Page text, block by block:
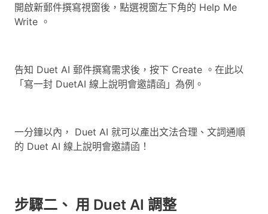
開啟新郵件撰寫視窗後，點選視窗左下角的 Help Me
Write 。
告知 Duet AI 郵件撰寫需求後，按下 Create 。在此以
「寫一封 DuetAI 線上說明會邀請函」為例。
一分鐘以內， Duet AI 就可以產出文法合理、文詞通順
的 Duet AI 線上說明會邀請函！
步驟二、 用 Duet AI 調整